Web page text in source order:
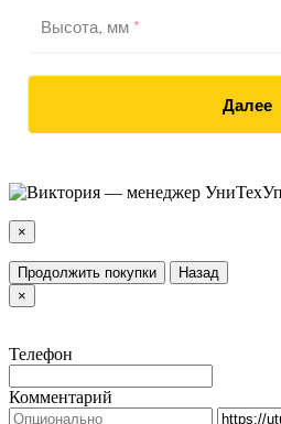
Высота, мм*
Далее
×
Продолжить покупки
Назад
×
Телефон
Комментарий